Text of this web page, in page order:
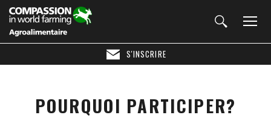
S'INSCRIRE
POURQUOI PARTICIPER?